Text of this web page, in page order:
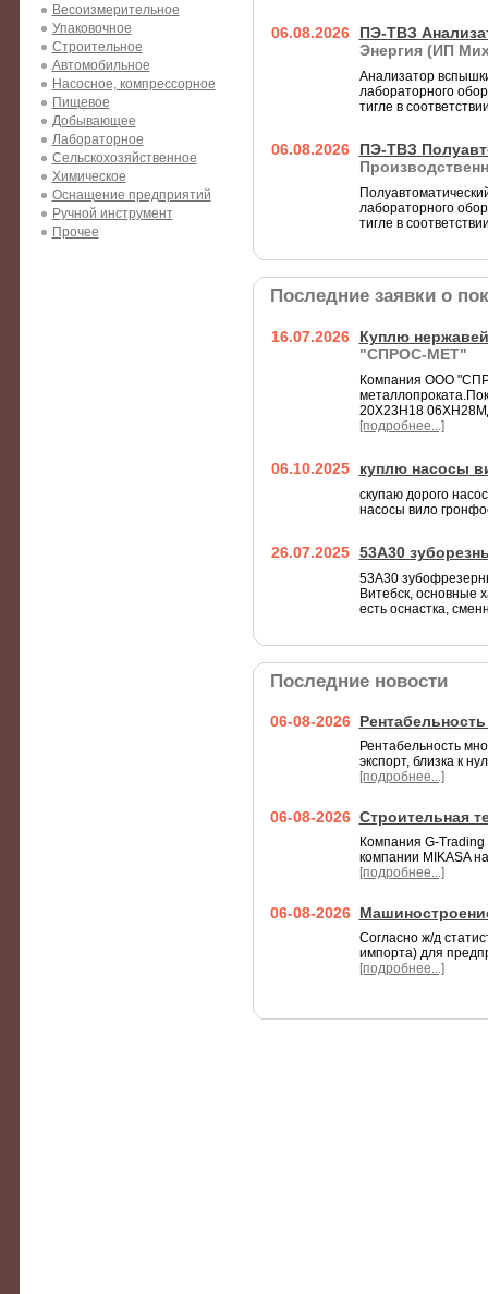
Весоизмерительное
Упаковочное
Строительное
Автомобильное
Насосное, компрессорное
Пищевое
Добывающее
Лабораторное
Сельскохозяйственное
Химическое
Оснащение предприятий
Ручной инструмент
Прочее
06.08.2026
ПЭ-ТВЗ
Энергия (ИП
Анализатор
лабораторного
тигле в
06.08.2026
ПЭ-ТВЗ
лабораторного
тигле в
Последние заявки о
16.07.2026
Куплю
"СПРОС-МЕТ"
Компания ООО
20Х23Н18
[подробнее...]
06.10.2025 куплю насосы
скупаю дорого
насосы вило
26.07.2025 53А30
53А30
Витебск, основные
есть оснастка,
Последние новости
06-08-2026
Рентабельность
экспорт, близка к
[подробнее...]
06-08-2026 Строительная
Компания G-
компании MIKASA
[подробнее...]
06-08-2026
Согласно ж/д
импорта) для
[подробнее...]